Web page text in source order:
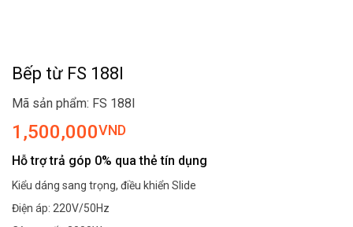
Bếp từ FS 188I
Mã sản phẩm: FS 188I
1,500,000VND
Hỗ trợ trả góp 0% qua thẻ tín dụng
Kiểu dáng sang trọng, điều khiển Slide
Điện áp: 220V/50Hz